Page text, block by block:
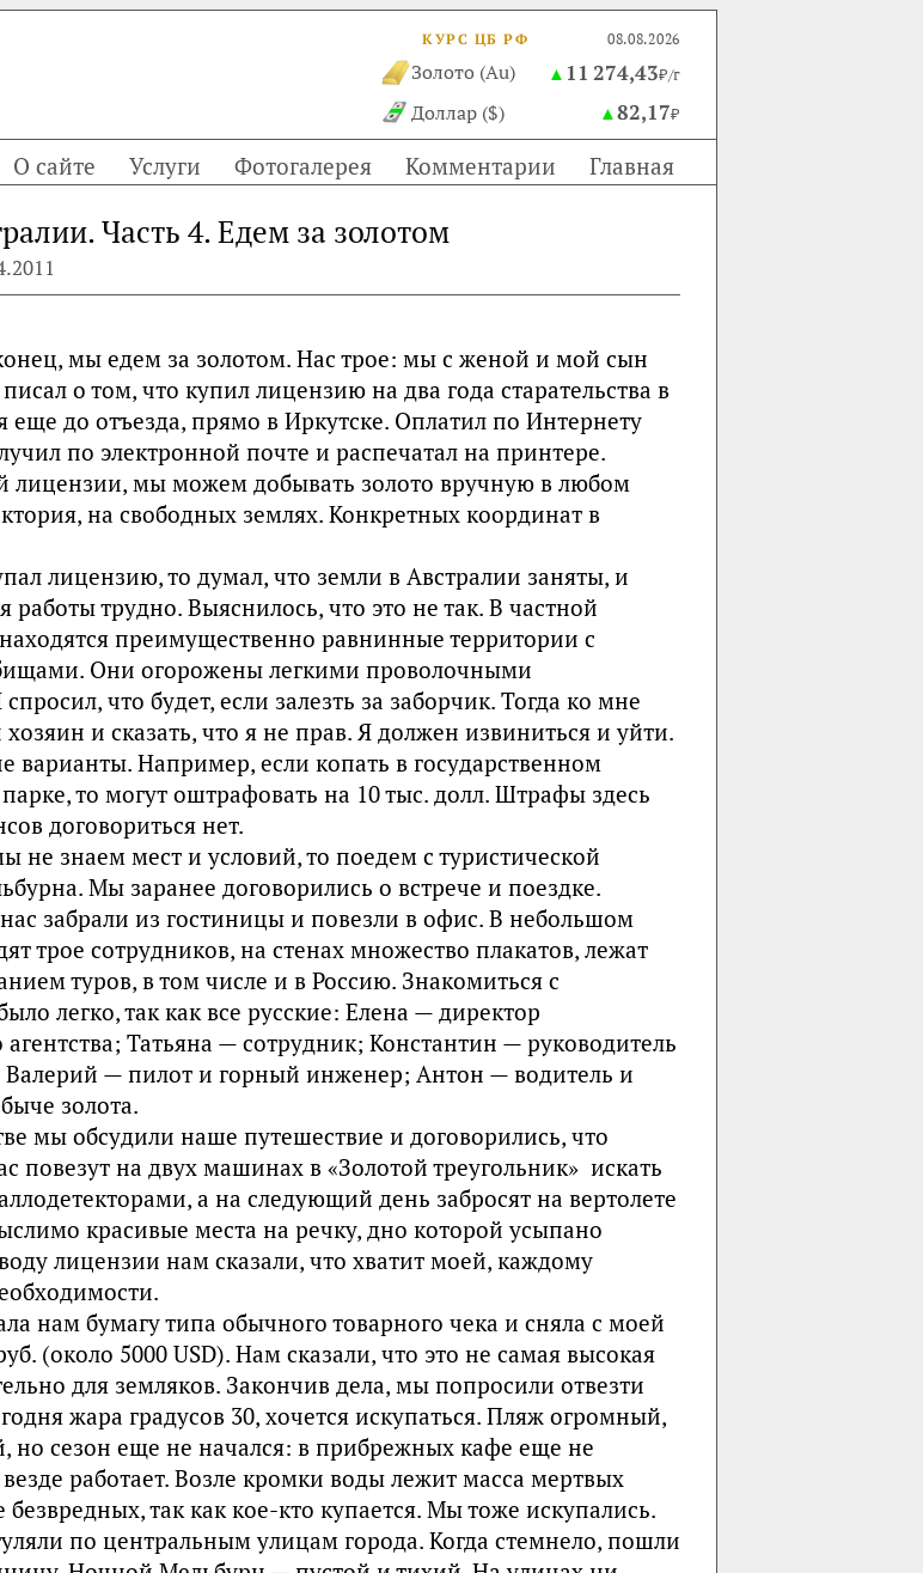
КУРС ЦБ РФ 08.08.2026
Золото (Au) ▲ 11 274,43₽/г
Доллар ($) ▲82,17₽
О сайте Услуги Фотогалерея Комментарии Главная
Часть 4. Едем за золотом
мы едем за золотом. Нас трое: мы с женой и мой сын
о том, что купил лицензию на два года старательства в
еще до отъезда, прямо в Иркутске. Оплатил по Интернету
по электронной почте и распечатал на принтере.
лицензии, мы можем добывать золото вручную в любом
на свободных землях. Конкретных координат в
лицензию, то думал, что земли в Австралии заняты, и
работы трудно. Выяснилось, что это не так. В частной
преимущественно равнинные территории с
Они огорожены легкими проволочными
что будет, если залезть за заборчик. Тогда ко мне
и сказать, что я не прав. Я должен извиниться и уйти.
варианты. Например, если копать в государственном
то могут оштрафовать на 10 тыс. долл. Штрафы здесь
договориться нет.
не знаем мест и условий, то поедем с туристической
Мы заранее договорились о встрече и поездке.
забрали из гостиницы и повезли в офис. В небольшом
трое сотрудников, на стенах множество плакатов, лежат
туров, в том числе и в Россию. Знакомиться с
легко, так как все русские: Елена — директор
агентства; Татьяна — сотрудник; Константин — руководитель
Валерий — пилот и горный инженер; Антон — водитель и
золота.
мы обсудили наше путешествие и договорились, что
повезут на двух машинах в «Золотой треугольник» искать
а на следующий день забросят на вертолете
красивые места на речку, дно которой усыпано
лицензии нам сказали, что хватит моей, каждому
нам бумагу типа обычного товарного чека и сняла с моей
(около 5000 USD). Нам сказали, что это не самая высокая
для земляков. Закончив дела, мы попросили отвезти
жара градусов 30, хочется искупаться. Пляж огромный,
но сезон еще не начался: в прибрежных кафе еще не
работает. Возле кромки воды лежит масса мертвых
так как кое-кто купается. Мы тоже искупались.
по центральным улицам города. Когда стемнело, пошли